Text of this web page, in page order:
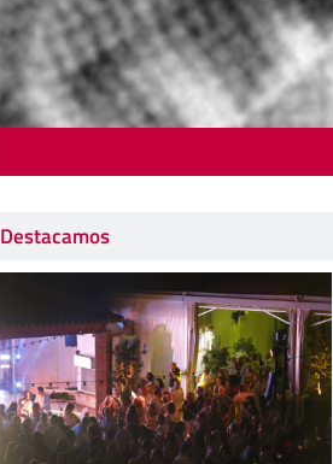
Destacamos